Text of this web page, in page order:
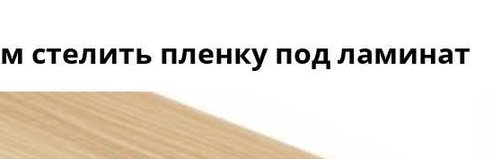
стелить пленку под ламинат